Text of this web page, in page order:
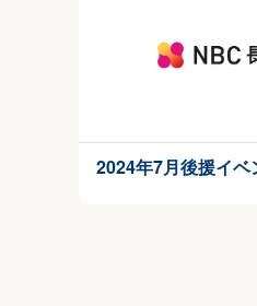
2024年7月後援イベ